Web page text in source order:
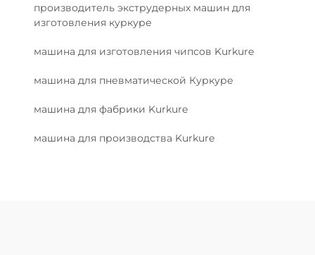
производитель экструдерных машин для
изготовления куркуре
машина для изготовления чипсов Kurkure
машина для пневматической Куркуре
машина для фабрики Kurkure
машина для производства Kurkure